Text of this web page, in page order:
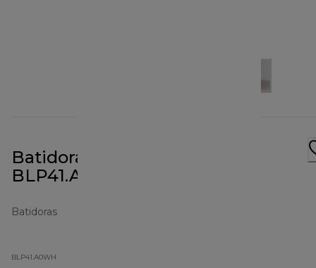
Batidora Blend-X Fresh
BLP41.A0WH
Batidoras
BLP41.A0WH